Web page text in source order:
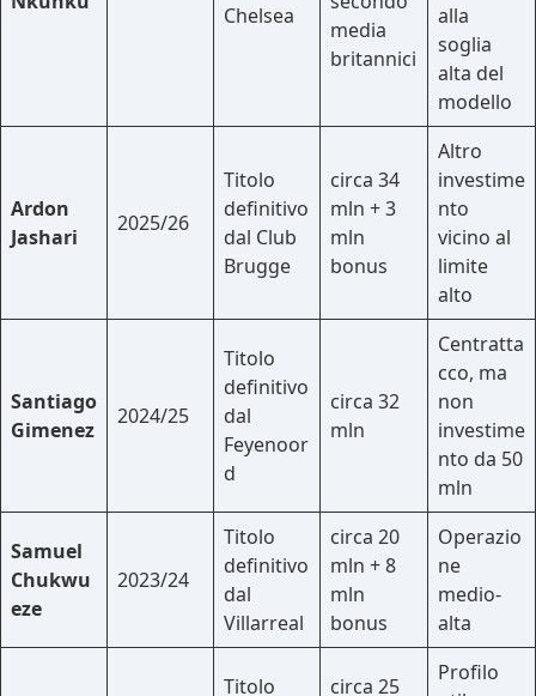
Chelsea
media
britannici
alla
soglia
alta del
modello
Ardon
Jashari
2025/26
Titolo
definitivo
dal Club
Brugge
circa 34
mln + 3
mln
bonus
Altro
investime
nto
vicino al
limite
alto
Santiago
Gimenez
2024/25
Titolo
definitivo
dal
Feyenoor
d
circa 32
mln
Centratta
cco, ma
non
investime
nto da 50
mln
Samuel
Chukwu
eze
2023/24
Titolo
definitivo
dal
Villarreal
circa 20
mln + 8
mln
bonus
Operazio
ne
medio-
alta
Titolo circa 25
Profilo